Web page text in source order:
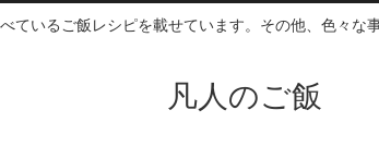
ているご飯レシピを載せています。その他、色々な
凡人のご飯